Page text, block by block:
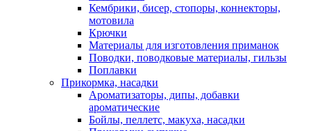
Кембрики, бисер, стопоры, коннекторы,
мотовила
Крючки
Материалы для изготовления приманок
Поводки, поводковые материалы, гильзы
Поплавки
Прикормка, насадки
Ароматизаторы, дипы, добавки
ароматические
Бойлы, пеллетс, макуха, насадки